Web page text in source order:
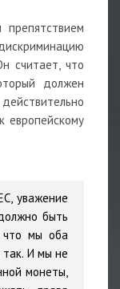
считает, что
должен
европейскому
уважение
быть
мы оба
так. И мы не
монеты,